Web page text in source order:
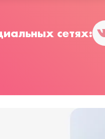
сетях: